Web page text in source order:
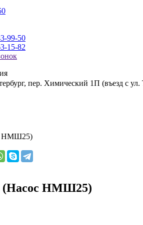
99-50
15-82
пер. Химический 1П (въезд с
НМШ25)
(Насос НМШ25)